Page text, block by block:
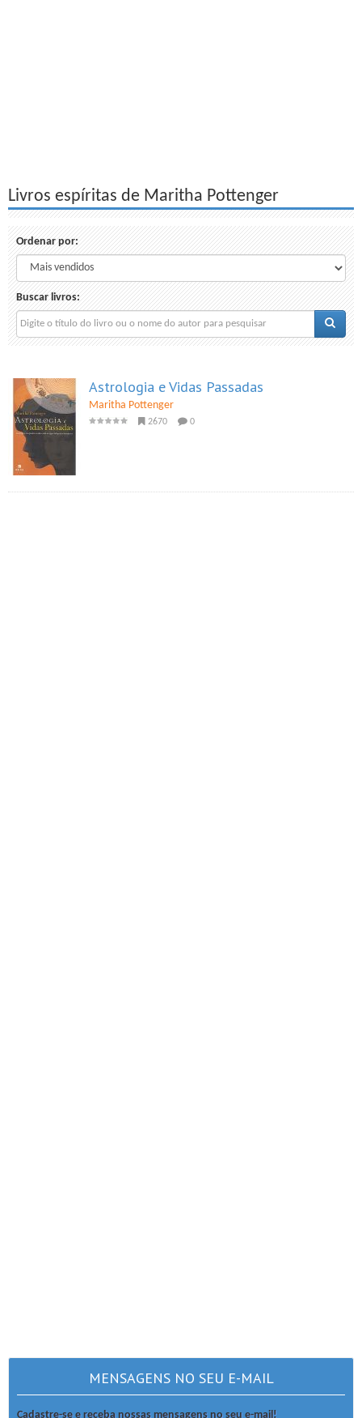
Livros espíritas de Maritha Pottenger
Ordenar por:
Buscar livros:
Astrologia e Vidas Passadas
Maritha Pottenger
2670 0
MENSAGENS NO SEU E-MAIL
Cadastre-se e receba nossas mensagens no seu e-mail!